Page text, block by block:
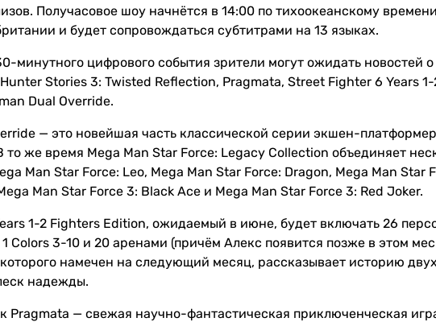
Получасовое шоу начнётся в 14:00 по тихоокеанскому
и будет сопровождаться субтитрами на 13 языках.
минутного цифрового события зрители могут ожидать новостей
Stories 3: Twisted Reflection, Pragmata, Street Fighter 6 Years
Dual Override.
— это новейшая часть классической серии экшен-
же время Mega Man Star Force: Legacy Collection объединяет
Man Star Force: Leo, Mega Man Star Force: Dragon, Mega Man Star
Man Star Force 3: Black Ace и Mega Man Star Force 3: Red Joker.
1-2 Fighters Edition, ожидаемый в июне, будет включать 26
Colors 3-10 и 20 аренами (причём Алекс появится позже в этом
намечен на следующий месяц, рассказывает историю
надежды.
Pragmata — свежая научно-фантастическая приключенческая